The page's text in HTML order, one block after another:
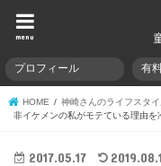
menu
プロフィール 有
HOME
神崎さんのライフスタ
非イケメンの私がモテている理由を
2017.05.17